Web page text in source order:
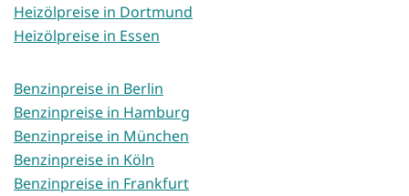
Heizölpreise in Dortmund
Heizölpreise in Essen
Benzinpreise in Berlin
Benzinpreise in Hamburg
Benzinpreise in München
Benzinpreise in Köln
Benzinpreise in Frankfurt